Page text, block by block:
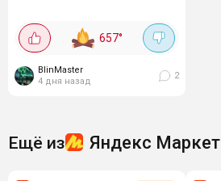
процессор Snapdragon 7 Gen
4, защита от влаги....
657°
BlinMaster
4 дня назад
2
Ещё из Яндекс Маркет